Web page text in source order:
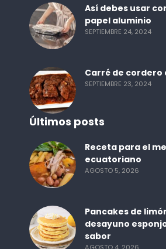
Así debes usar
papel aluminio
SEPTIEMBRE 24, 2024
Carré de cordero
SEPTIEMBRE 23, 2024
Últimos posts
Receta para el
ecuatoriano
AGOSTO 5, 2026
Pancakes de
desayuno
sabor
AGOSTO 4, 2026